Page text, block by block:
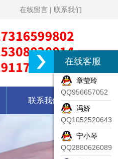
在线留言 | 联系我们
联系我们
在线客服
章莹玲
QQ956657052
冯娇
QQ1052520643
宁小琴
QQ2880626089